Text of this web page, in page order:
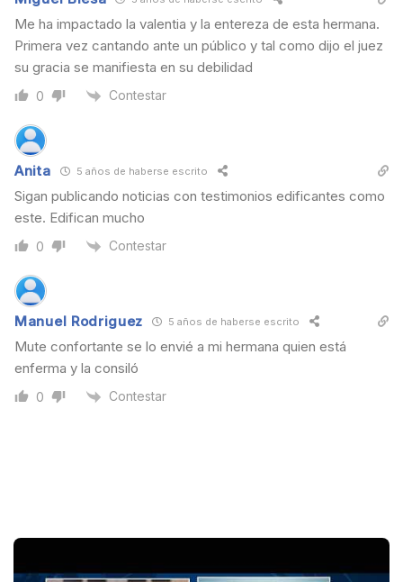
Me ha impactado la valentia y la entereza de esta hermana.
Primera vez cantando ante un público y tal como dijo el juez
su gracia se manifiesta en su debilidad
0 Contestar
Anita 5 años de haberse escrito
Sigan publicando noticias con testimonios edificantes como
este. Edifican mucho
0 Contestar
Manuel Rodriguez 5 años de haberse escrito
Mute confortante se lo envié a mi hermana quien está
enferma y la consiló
0 Contestar